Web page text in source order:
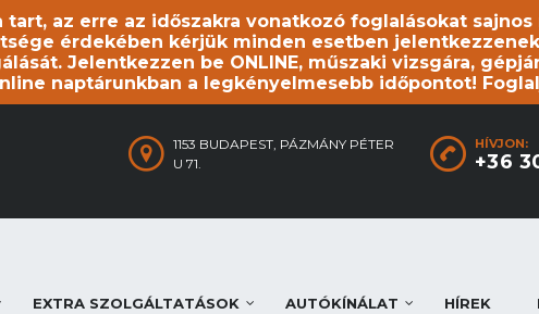
tart, az erre az időszakra vonatkozó foglalásokat
érdekében kérjük minden esetben
Jelentkezzen be ONLINE, műszaki vizsgára,
naptárunkban a legkényelmesebb időpontot!
HÍVJON:
+36
1153 BUDAPEST, PÁZMÁNY PÉTER
U 71.
EXTRA SZOLGÁLTATÁSOK AUTÓKÍNÁLAT HÍREK